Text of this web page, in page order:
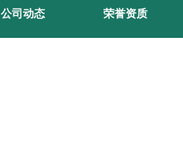
公司动态 荣誉资质